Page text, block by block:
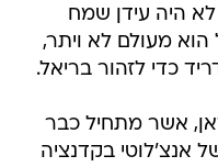
היה עידן שמח
מעולם לא ויתר,
כדי לזהור בריאל.
אשר מתחיל כבר
של אנצ'לוטי בקדנציה